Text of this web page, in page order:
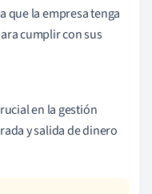
que la empresa tenga
cumplir con sus
en la gestión
y salida de dinero